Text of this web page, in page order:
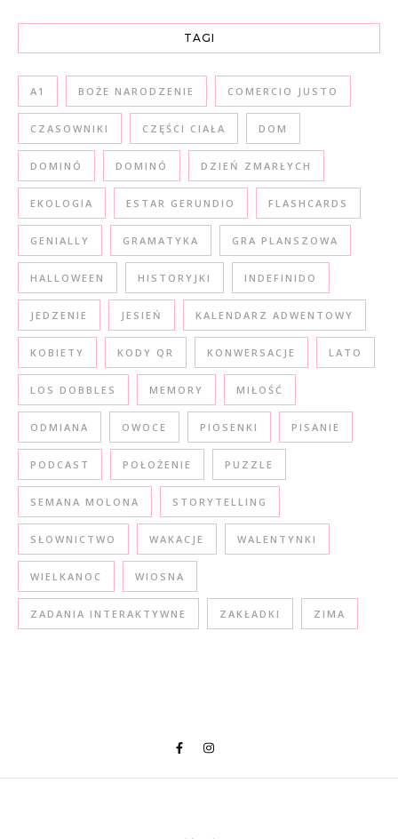
TAGI
A1 BOŻE NARODZENIE COMERCIO JUSTO
CZASOWNIKI CZĘŚCI CIAŁA DOM
DOMINÓ DOMINÓ DZIEŃ ZMARŁYCH
EKOLOGIA ESTAR GERUNDIO FLASHCARDS
GENIALLY GRAMATYKA GRA PLANSZOWA
HALLOWEEN HISTORYJKI INDEFINIDO
JEDZENIE JESIEŃ KALENDARZ ADWENTOWY
KOBIETY KODY QR KONWERSACJE LATO
LOS DOBBLES MEMORY MIŁOŚĆ
ODMIANA OWOCE PIOSENKI PISANIE
PODCAST POŁOŻENIE PUZZLE
SEMANA MOLONA STORYTELLING
SŁOWNICTWO WAKACJE WALENTYNKI
WIELKANOC WIOSNA
ZADANIA INTERAKTYWNE ZAKŁADKI ZIMA